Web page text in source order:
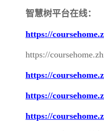
智慧树平台在线：
https://
https://
https://
https://
https://